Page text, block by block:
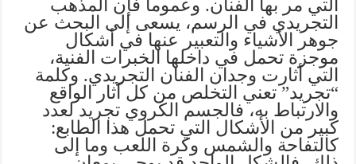
التي مر بها الفنان. وعموماً فإن المذهب
التجريدي في الرسم، يسعى إلى البحث عن
جوهر الأشياء والتعبير عنها في أشكال
موجزة تحمل في داخلها الخبرات الفنية،
التي أثارت وجدان الفنان التجريدي. وكلمة
“تجريد” تعني التخلص من كل آثار الواقع
والارتباط به، فالجسم الكروي تجريد لعدد
كبير من الأشكال التي تحمل هذا الطابع:
كالتفاحة والشمس وكرة اللعب وما إلى